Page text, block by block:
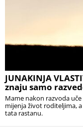
JUNAKINJA
znaju samo
Mame nakon razvoda
mijenja život roditeljima,
tata rastanu.